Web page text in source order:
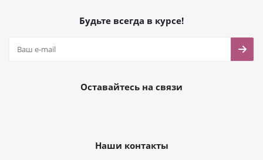
Будьте всегда в курсе!
Оставайтесь на связи
Наши контакты